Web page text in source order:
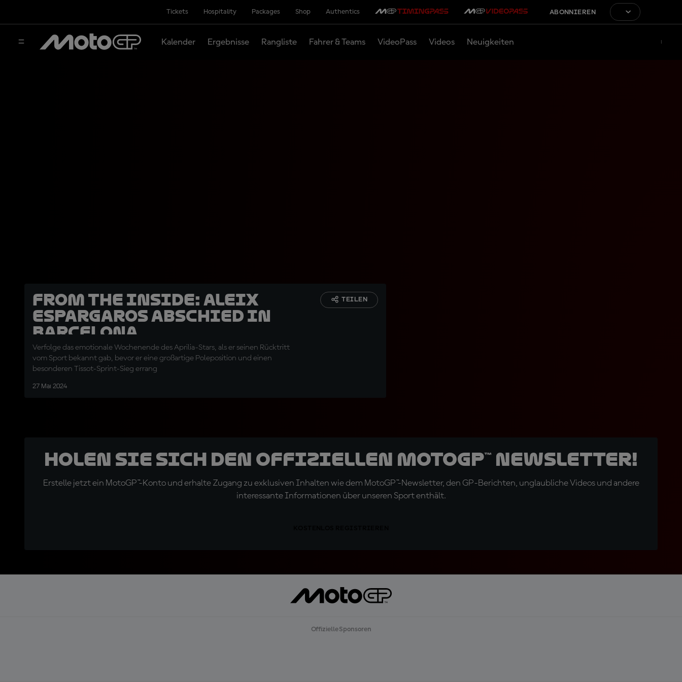
Tickets Hospitality Packages Shop Authentics ABONNIEREN
Kalender Ergebnisse Rangliste Fahrer & Teams VideoPass Videos Neuigkeiten
From the Inside: Aleix
Espargaros Abschied in
Barcelona
Verfolge das emotionale Wochenende des Aprilia-Stars, als er seinen Rücktritt
vom Sport bekannt gab, bevor er eine großartige Poleposition und einen
besonderen Tissot-Sprint-Sieg errang
27 Mai 2024
TEILEN
Holen Sie sich den offiziellen MotoGP™ Newsletter!
Erstelle jetzt ein MotoGP™-Konto und erhalte Zugang zu exklusiven Inhalten wie dem MotoGP™-Newsletter, den GP-Berichten, unglaubliche Videos und andere
interessante Informationen über unseren Sport enthält.
Offizielle Sponsoren